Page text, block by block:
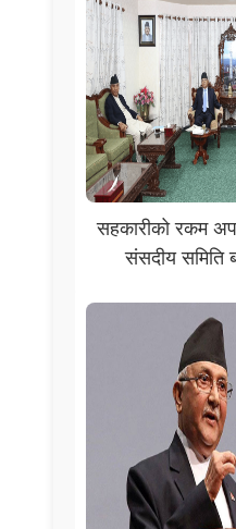
सहकारीको रकम
संसदीय समिति